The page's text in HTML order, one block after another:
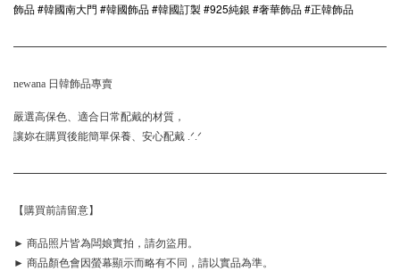
飾品 #韓國南大門 #韓國飾品 #韓國訂製 #925純銀 #奢華飾品 #正韓飾品
newana 日韓飾品專賣
嚴選高保色、適合日常配戴的材質，
讓妳在購買後能簡單保養、安心配戴 .ᐟ.ᐟ
【購買前請留意】
► 商品照片皆為闆娘實拍，請勿盜用。
► 商品顏色會因螢幕顯示而略有不同，請以實品為準。